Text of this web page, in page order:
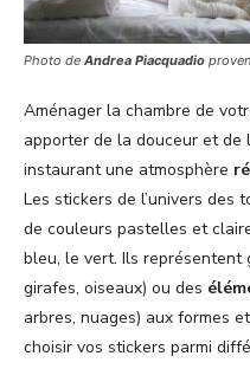
Photo de Andrea Piacquadio
Aménager la chambre de
apporter de la douceur et de
instaurant une atmosphère
Les stickers de l’univers des
de couleurs pastelles et
bleu, le vert. Ils représentent
girafes, oiseaux) ou des
arbres, nuages) aux formes
choisir vos stickers parmi